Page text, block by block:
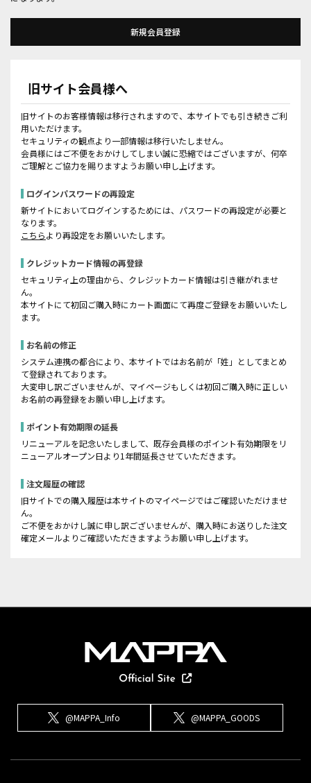
旧サイト会員様へ
旧サイトのお客様情報は移行されますので、本サイトでも引き続きご利
用いただけます。
セキュリティの観点より一部情報は移行いたしません。
会員様にはご不便をおかけしてしまい誠に恐縮ではございますが、何卒
ご理解とご協力を賜りますようお願い申し上げます。
ログインパスワードの再設定
新サイトにおいてログインするためには、パスワードの再設定が必要と
なります。
こちらより再設定をお願いいたします。
クレジットカード情報の再登録
セキュリティ上の理由から、クレジットカード情報は引き継がれませ
ん。
本サイトにて初回ご購入時にカート画面にて再度ご登録をお願いいたし
ます。
お名前の修正
システム連携の都合により、本サイトではお名前が「姓」としてまとめ
て登録されております。
大変申し訳ございませんが、マイページもしくは初回ご購入時に正しい
お名前の再登録をお願い申し上げます。
ポイント有効期限の延長
リニューアルを記念いたしまして、既存会員様のポイント有効期限をリ
ニューアルオープン日より1年間延長させていただきます。
注文履歴の確認
旧サイトでの購入履歴は本サイトのマイページではご確認いただけませ
ん。
ご不便をおかけし誠に申し訳ございませんが、購入時にお送りした注文
確定メールよりご確認いただきますようお願い申し上げます。
@MAPPA_Info @MAPPA_GOODS